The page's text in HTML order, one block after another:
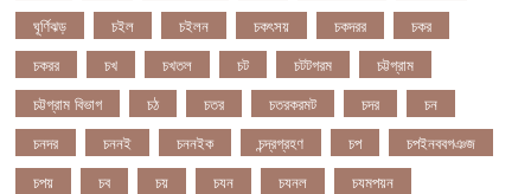
ঘূর্ণিঝড়
চইল চইলন চকৎসয় চকদরর
চকর
চকরর
চখ চখতল চট চটটগরম
চট্টগ্রাম
চট্টগ্রাম বিভাগ
চঠ চতর চতরকরমট চদর
চন
চনদর
চননই চননইক চন্দ্রগ্রহণ চপ
চপইনববগঞজ
চপয়
চব চয় চযন চযনল
চযমপয়ন